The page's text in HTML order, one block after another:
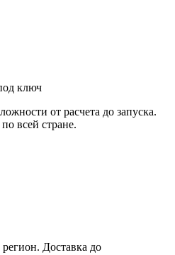
ключ
от расчета до запуска.
всей стране.
Доставка до